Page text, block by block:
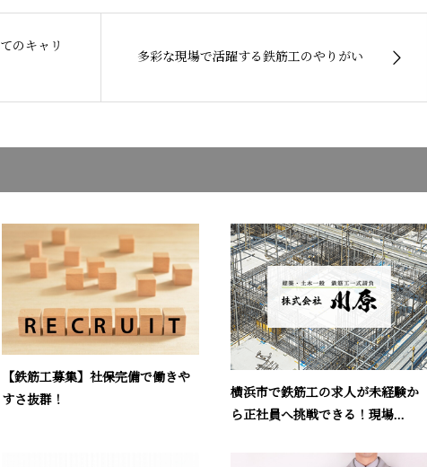
のキャリ
多彩な現場で活躍する鉄筋工のやりがい
【鉄筋工募集】社保完備で働きや
すさ抜群！
横浜市で鉄筋工の求人が未経験か
ら正社員へ挑戦できる！現場...